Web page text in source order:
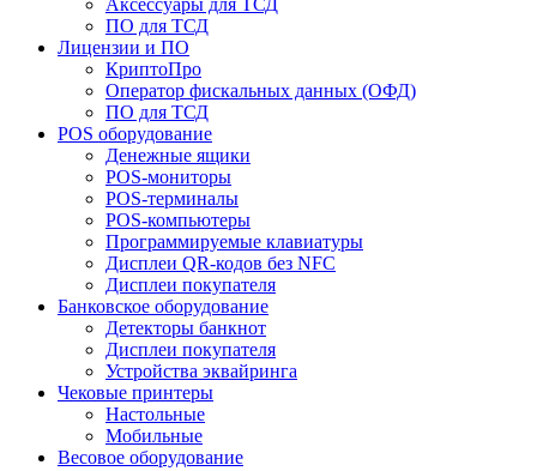
ПО для ТСД
Лицензии и ПО
КриптоПро
Оператор фискальных данных (ОФД)
ПО для ТСД
POS оборудование
Денежные ящики
POS-мониторы
POS-терминалы
POS-компьютеры
Программируемые клавиатуры
Дисплеи QR-кодов без NFC
Дисплеи покупателя
Банковское оборудование
Детекторы банкнот
Дисплеи покупателя
Устройства эквайринга
Чековые принтеры
Настольные
Мобильные
Весовое оборудование